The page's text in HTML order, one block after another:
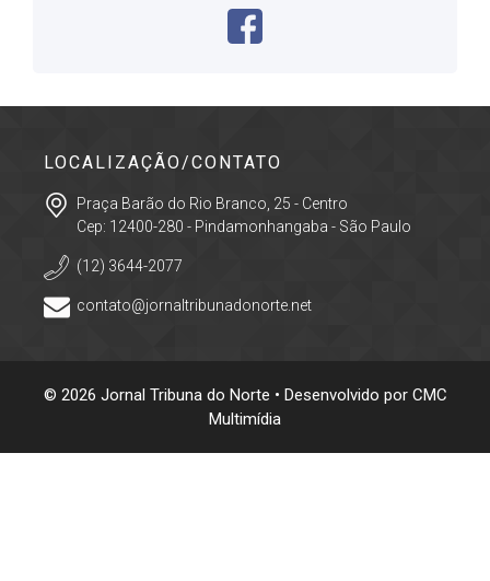
LOCALIZAÇÃO/CONTATO
Praça Barão do Rio Branco, 25 - Centro
Cep: 12400-280 - Pindamonhangaba - São Paulo
(12) 3644-2077
contato@jornaltribunadonorte.net
© 2026 Jornal Tribuna do Norte • Desenvolvido por CMC
Multimídia